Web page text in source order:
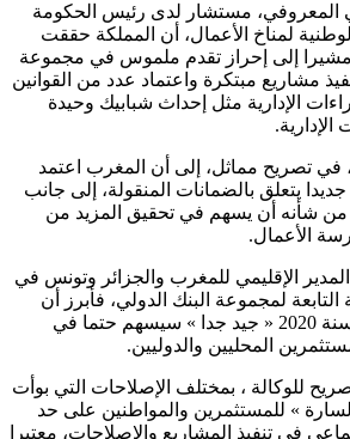
المعروفي، مستشار لدى رئيس الحكومة
لمناخ الأعمال، أن المملكة حققت
مشيرا إلى إحراز تقدم ملموس في مجموعة
مشاريع مبتكرة واعتماد عدد من القوانين
الإدارية مثل إحداث شبابيك وحيدة
في تصريح مماثل، إلى أن المغرب اعتمد
جديدا يتعلق بالضمانات المنقولة، إلى جانب
من شأنه أن يسهم في تحقيق المزيد من
الأعمال.
الإقليمي للمغرب والجزائر وتونس في
لمجموعة البنك الدولي، فأبرز أن
تصنيف المملكة برسم سنة 2020 « جيد جدا » سيسهم حتما في
المحليين والدوليين.
للوكالة ، بمختلف الإصلاحات التي بوأت
» للمستثمرين والمواطنين على حد
في تنفيذ المشاريع والإصلاحات، معتبرا